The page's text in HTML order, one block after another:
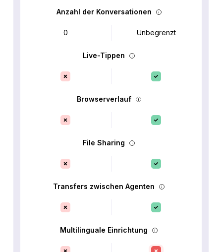
Anzahl der Konversationen
0 Unbegrenzt
Live-Tippen
Browserverlauf
File Sharing
Transfers zwischen Agenten
Multilinguale Einrichtung